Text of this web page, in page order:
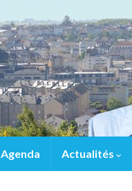
Agenda Actualités